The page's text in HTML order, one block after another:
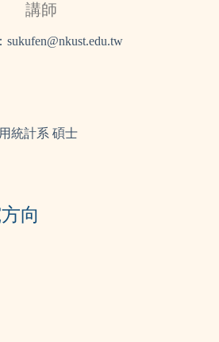
講師
sukufen@nkust.edu.tw
統計系 碩士
向